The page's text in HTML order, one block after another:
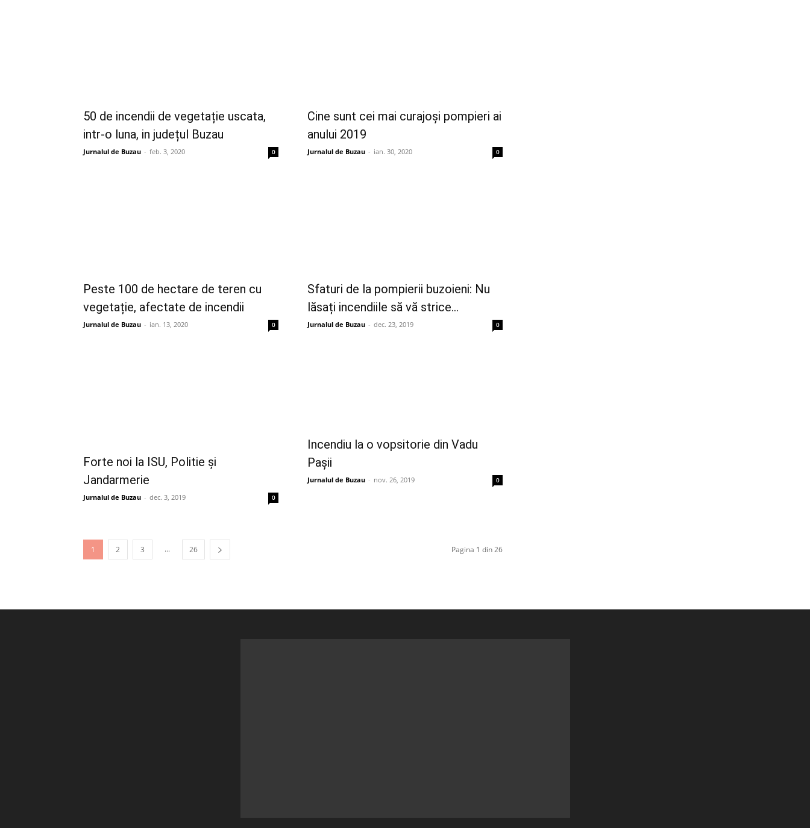
50 de incendii de vegetație uscata,
intr-o luna, in județul Buzau
Jurnalul de Buzau - feb. 3, 2020 0
Cine sunt cei mai curajoși pompieri ai
anului 2019
Jurnalul de Buzau - ian. 30, 2020 0
Peste 100 de hectare de teren cu
vegetație, afectate de incendii
Jurnalul de Buzau - ian. 13, 2020 0
Sfaturi de la pompierii buzoieni: Nu
lăsați incendiile să vă strice...
Jurnalul de Buzau - dec. 23, 2019 0
Forte noi la ISU, Politie și
Jandarmerie
Jurnalul de Buzau - dec. 3, 2019 0
Incendiu la o vopsitorie din Vadu
Pașii
Jurnalul de Buzau - nov. 26, 2019 0
1 2 3 ... 26 Pagina 1 din 26